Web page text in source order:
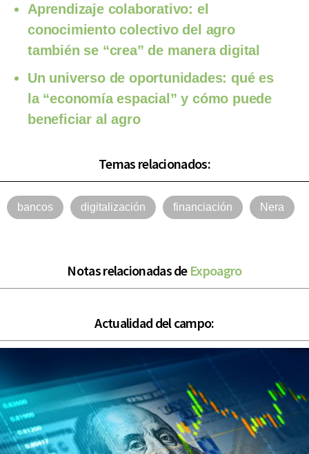
Aprendizaje colaborativo: el
conocimiento colectivo del agro
también se “crea” de manera digital
Un universo de oportunidades: qué es
la “economía espacial” y cómo puede
beneficiar al agro
Temas relacionados:
bancos digitalización financiación Nera
Notas relacionadas de Expoagro
Actualidad del campo: